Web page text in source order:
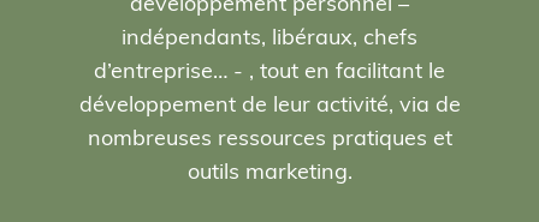
indépendants, libéraux, chefs
d’entreprise… - , tout en facilitant le
développement de leur activité, via de
nombreuses ressources pratiques et
outils marketing.